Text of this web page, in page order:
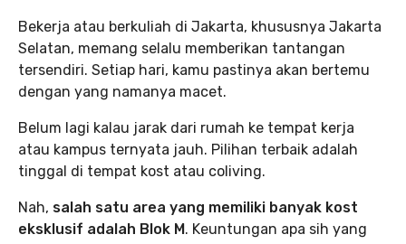
Bekerja atau berkuliah di Jakarta, khususnya Jakarta
Selatan, memang selalu memberikan tantangan
tersendiri. Setiap hari, kamu pastinya akan bertemu
dengan yang namanya macet.
Belum lagi kalau jarak dari rumah ke tempat kerja
atau kampus ternyata jauh. Pilihan terbaik adalah
tinggal di tempat kost atau coliving.
Nah, salah satu area yang memiliki banyak kost
eksklusif adalah Blok M. Keuntungan apa sih yang